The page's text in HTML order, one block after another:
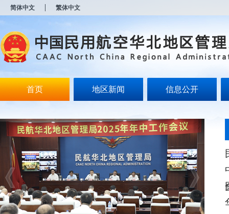
简体中文 繁体中文
首页 地区新闻 信息公开
开
无
障
说
明
Alt
开
导
盲
模